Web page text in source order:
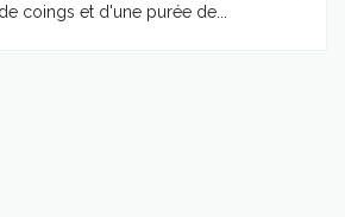
coings et d'une purée de...